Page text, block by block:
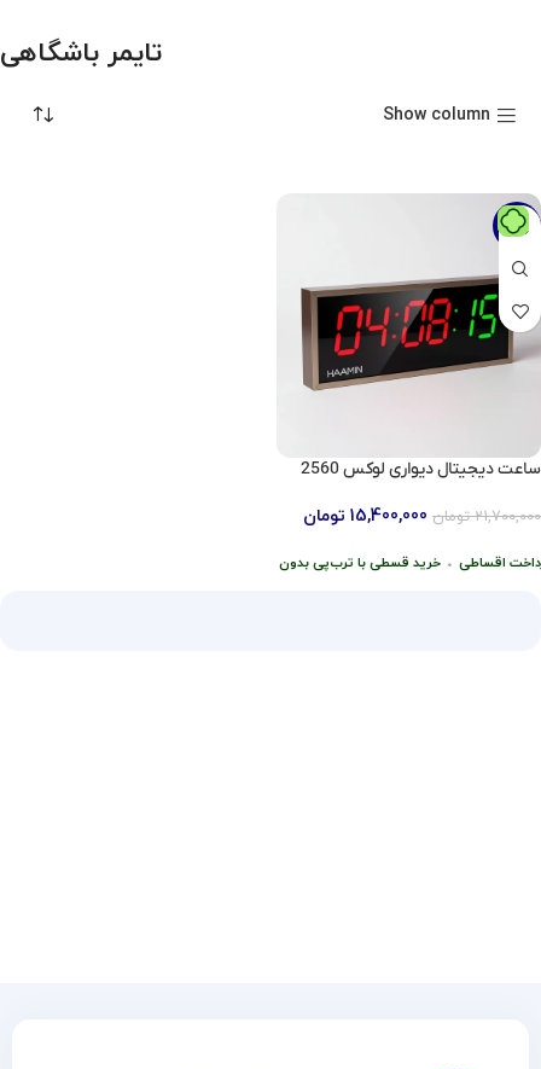
تایمر باشگاهی
Show column
اقساطی • خرید قسطی با ترب‌پی بدون کارمزد
-29%
ساعت دیجیتال دیواری لوکس 2560
21,700,000 تومان 15,400,000 تومان
افزودن به سبد خرید